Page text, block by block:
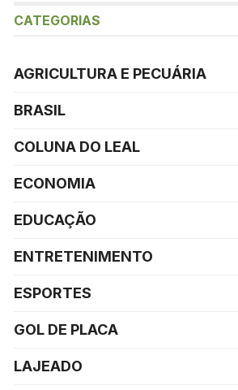
CATEGORIAS
AGRICULTURA E PECUÁRIA
BRASIL
COLUNA DO LEAL
ECONOMIA
EDUCAÇÃO
ENTRETENIMENTO
ESPORTES
GOL DE PLACA
LAJEADO